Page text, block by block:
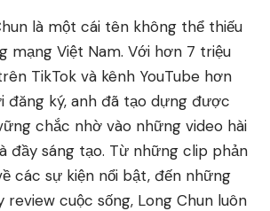
là một cái tên không thể thiếu
mạng Việt Nam. Với hơn 7 triệu
TikTok và kênh YouTube hơn
đăng ký, anh đã tạo dựng được
chắc nhờ vào những video hài
đầy sáng tạo. Từ những clip phản
các sự kiện nổi bật, đến những
review cuộc sống, Long Chun luôn